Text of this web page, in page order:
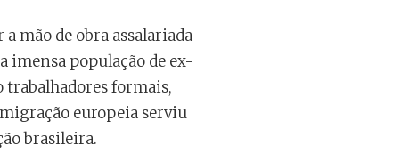
mão de obra assalariada
imensa população de ex-
trabalhadores formais,
europeia serviu
brasileira.